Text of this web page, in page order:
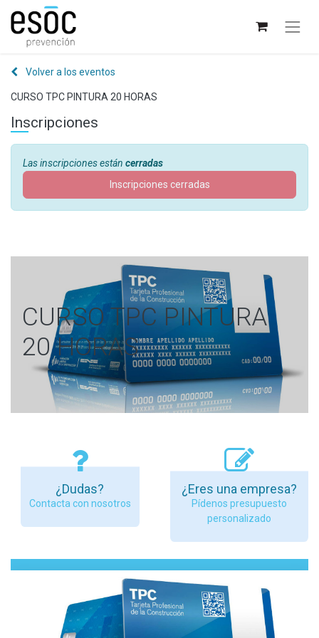
Volver a los eventos
CURSO TPC PINTURA 20 HORAS
Inscripciones
Las inscripciones están cerradas
Inscripciones cerradas
CURSO TPC PINTURA
20 HORAS
¿Dudas?
Contacta con nosotros
¿Eres una empresa?
Pídenos presupuesto
personalizado